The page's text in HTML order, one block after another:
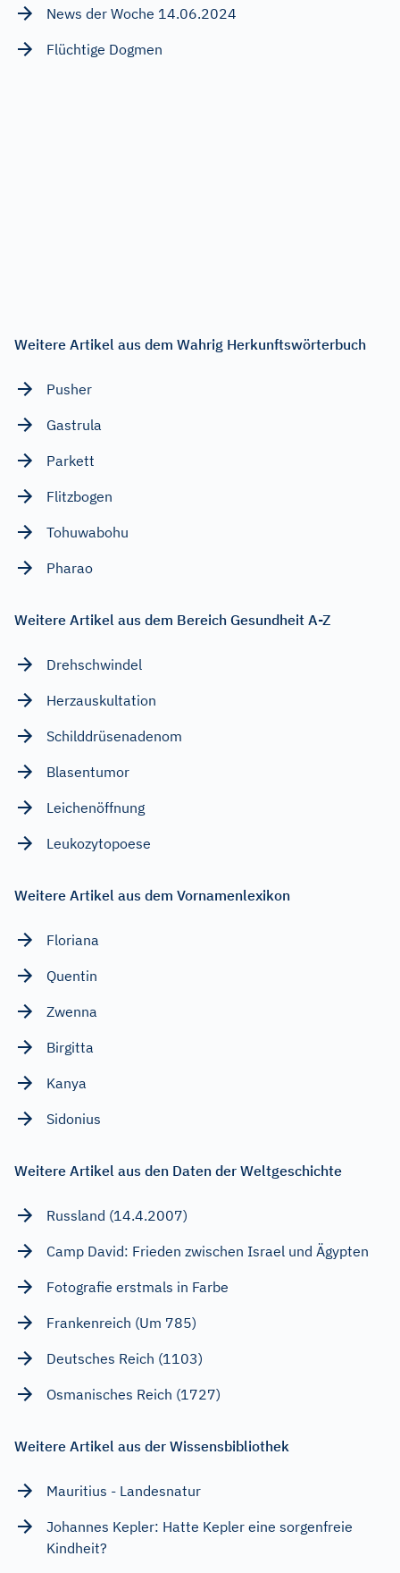
News der Woche 14.06.2024
Flüchtige Dogmen
Weitere Artikel aus dem Wahrig Herkunftswörterbuch
Pusher
Gastrula
Parkett
Flitzbogen
Tohuwabohu
Pharao
Weitere Artikel aus dem Bereich Gesundheit A-Z
Drehschwindel
Herzauskultation
Schilddrüsenadenom
Blasentumor
Leichenöffnung
Leukozytopoese
Weitere Artikel aus dem Vornamenlexikon
Floriana
Quentin
Zwenna
Birgitta
Kanya
Sidonius
Weitere Artikel aus den Daten der Weltgeschichte
Russland (14.4.2007)
Camp David: Frieden zwischen Israel und Ägypten
Fotografie erstmals in Farbe
Frankenreich (Um 785)
Deutsches Reich (1103)
Osmanisches Reich (1727)
Weitere Artikel aus der Wissensbibliothek
Mauritius - Landesnatur
Johannes Kepler: Hatte Kepler eine sorgenfreie
Kindheit?